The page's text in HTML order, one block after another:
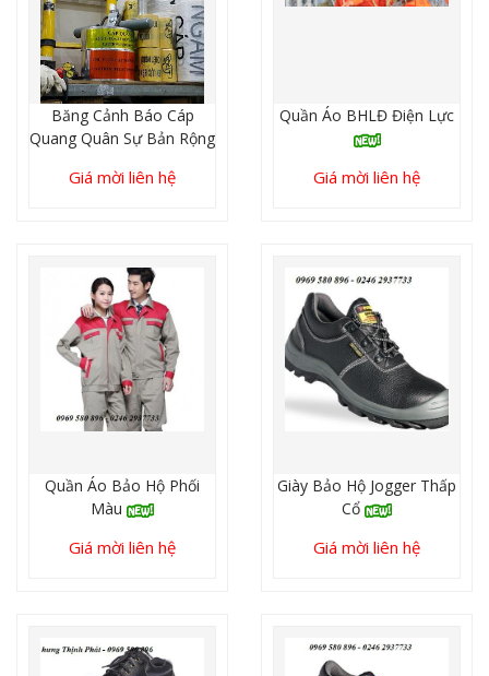
Băng Cảnh Báo Cáp
Quang Quân Sự Bản Rộng
Giá mời liên hệ
Quần Áo BHLĐ Điện Lực
Giá mời liên hệ
Quần Áo Bảo Hộ Phối
Màu
Giá mời liên hệ
Giày Bảo Hộ Jogger Thấp
Cổ
Giá mời liên hệ